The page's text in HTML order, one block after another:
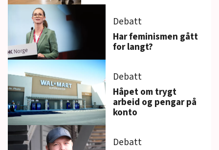
Debatt
Har feminismen gått
for langt?
Debatt
Håpet om trygt
arbeid og pengar på
konto
Debatt